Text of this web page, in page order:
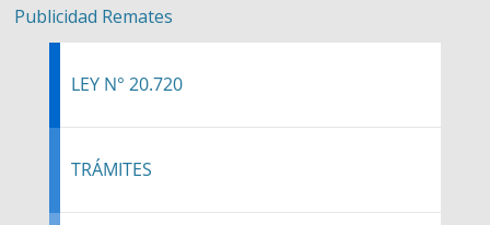
Publicidad Remates
LEY N° 20.720
TRÁMITES